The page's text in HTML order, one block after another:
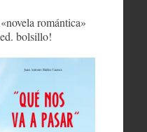
romántica»
bolsillo!